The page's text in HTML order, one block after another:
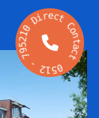
0
5
1
2
-
7
9
5
2
1
0
Direc
t
C
o
n
t
a
c
t